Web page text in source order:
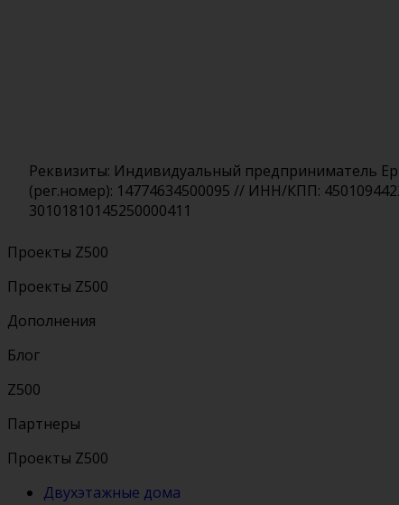
Реквизиты: Индивидуальный предприниматель
(рег.номер): 14774634500095 // ИНН/КПП:
30101810145250000411
Проекты Z500
Проекты Z500
Дополнения
Блог
Z500
Партнеры
Проекты Z500
Двухэтажные дома